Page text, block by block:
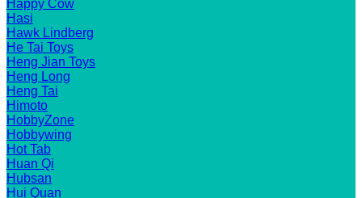
Happy Cow
Hasi
Hawk Lindberg
He Tai Toys
Heng Jian Toys
Heng Long
Heng Tai
Himoto
HobbyZone
Hobbywing
Hot Tab
Huan Qi
Hubsan
Hui Quan